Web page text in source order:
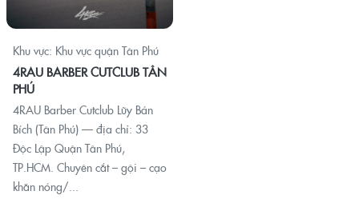
Khu vực: Khu vực quận Tân Phú
4RAU BARBER CUTCLUB TÂN
PHÚ
4RAU Barber Cutclub Lũy Bán
Bích (Tân Phú) — địa chỉ: 33
Độc Lập Quận Tân Phú,
TP.HCM. Chuyên cắt – gội – cạo
khăn nóng/...